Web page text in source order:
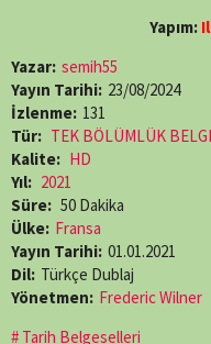
Yapım:
Yazar: semih55
Yayın Tarihi: 23/08/2024
İzlenme: 131
Tür: TEK BÖLÜMLÜK
Kalite: HD
Yıl: 2021
Süre: 50 Dakika
Ülke: Fransa
Yayın Tarihi: 01.01.2021
Dil: Türkçe Dublaj
Yönetmen: Frederic Wilner
Tarih Belgeselleri